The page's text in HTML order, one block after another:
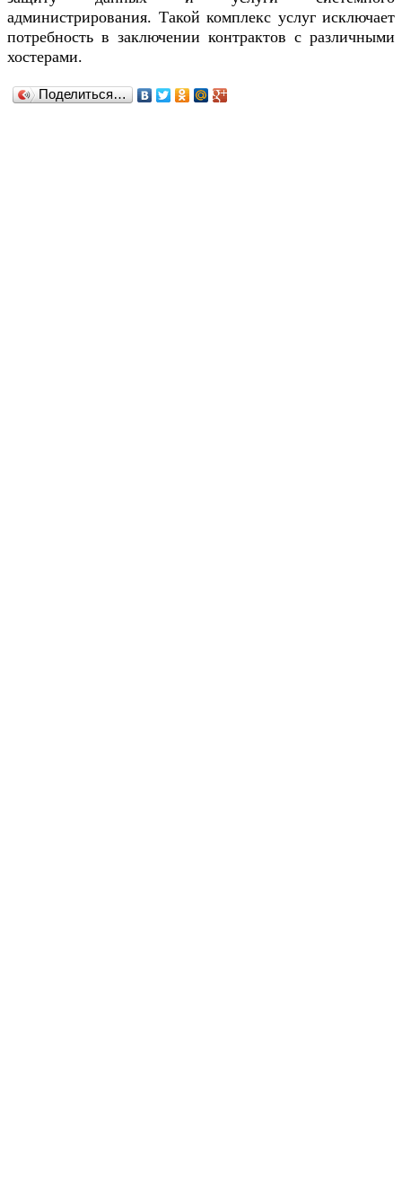
администрирования. Такой комплекс услуг исключает
потребность в заключении контрактов с различными
хостерами.
Поделиться…